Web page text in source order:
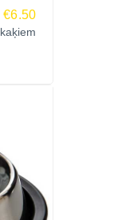
€6.50